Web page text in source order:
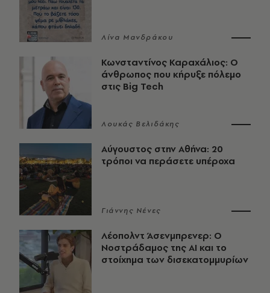
Λίνα Μανδράκου
Κωνσταντίνος Καραχάλιος: Ο
άνθρωπος που κήρυξε πόλεμο
στις Big Tech
Λουκάς Βελιδάκης
Αύγουστος στην Αθήνα: 20
τρόποι να περάσετε υπέροχα
Γιάννης Νένες
Λέοπολντ Άσενμπρενερ: Ο
Νοστράδαμος της AI και το
στοίχημα των δισεκατομμυρίων